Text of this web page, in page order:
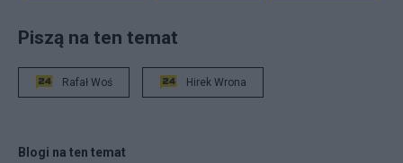
Piszą na ten temat
Rafał Woś Hirek Wrona
Blogi na ten temat